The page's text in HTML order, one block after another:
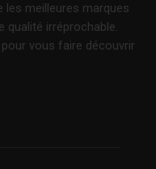
les meilleures marques
qualité irréprochable.
vous faire découvrir